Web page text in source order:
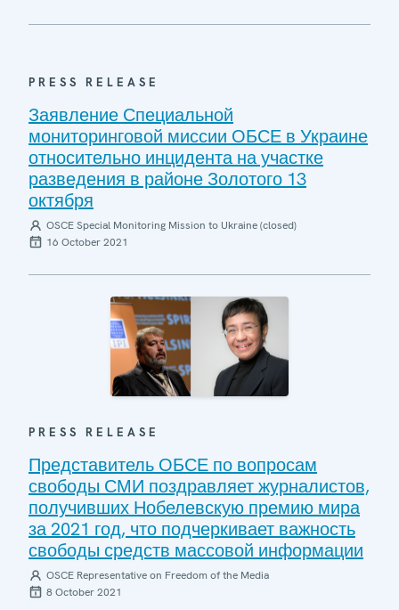
PRESS RELEASE
Заявление Специальной
мониторинговой миссии ОБСЕ в Украине
относительно инцидента на участке
разведения в районе Золотого 13
октября
OSCE Special Monitoring Mission to Ukraine (closed)
16 October 2021
PRESS RELEASE
Представитель ОБСЕ по вопросам
свободы СМИ поздравляет журналистов,
получивших Нобелевскую премию мира
за 2021 год, что подчеркивает важность
свободы средств массовой информации
OSCE Representative on Freedom of the Media
8 October 2021